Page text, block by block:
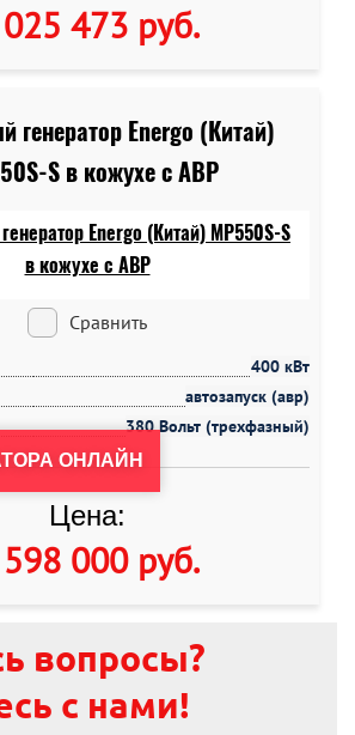
473 руб.
генератор Energo (Китай)
S в кожухе c АВР
Сравнить
400 кВт
автозапуск (авр)
380 Вольт (трехфазный)
Цена:
000 руб.
вопросы?
с нами!
ОНЛАЙН